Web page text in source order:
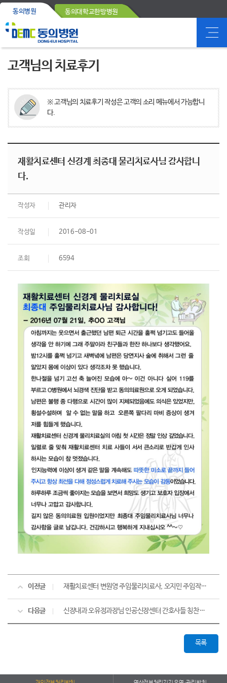
동의병원 동의대학교한방병원
고객님의 치료후기
※ 고객님의 치료후기 작성은 고객의 소리 메뉴에서 가능합니
다.
재활치료센터 신경계 최종대 물리치료사님 감사합니
다.
작성자 관리자
작성일 2016-08-01
조회 6594
이전글 재활치료센터 변원영 주임물리치료사, 오지민 주임작업치료사 정말 고맙습니다.
다음글 신장내과 오유정과장님 인공신장센터 간호사들 칭찬합니다.
목록